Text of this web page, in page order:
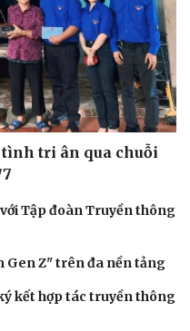
tri ân qua chuỗi
Tập đoàn Truyền thông
Gen Z" trên đa nền tảng
kết hợp tác truyền thông